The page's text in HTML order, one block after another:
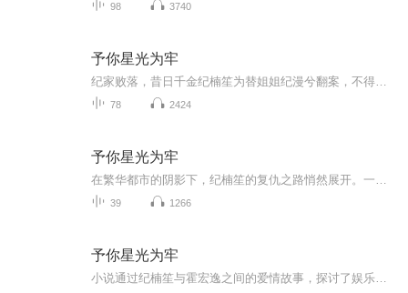
98 3740
予你星光为牢
78 2424
予你星光为牢
39 1266
予你星光为牢